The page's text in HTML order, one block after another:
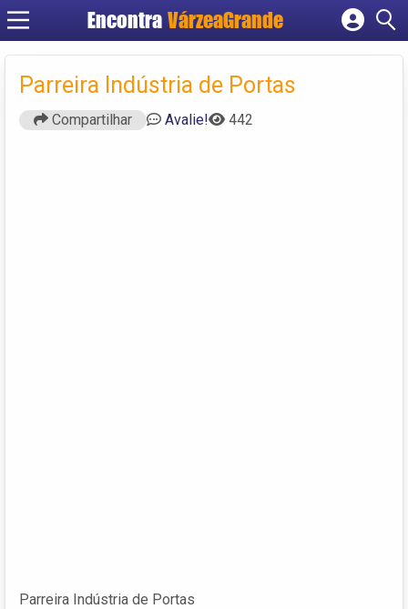
Encontra VárzeaGrande
Cadastrar empresa
Criar conta
Parreira Indústria de Portas
Compartilhar Avalie! 442
Parreira Indústria de Portas